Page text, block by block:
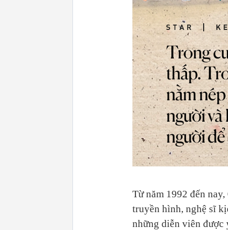
Từ năm 1992 đến
truyền hình, nghệ sĩ
những diễn viên được